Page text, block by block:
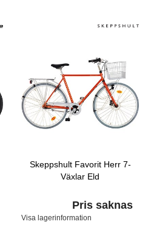
Skeppshult Favorit Herr 7-
Växlar Eld
Pris saknas
Visa lagerinformation